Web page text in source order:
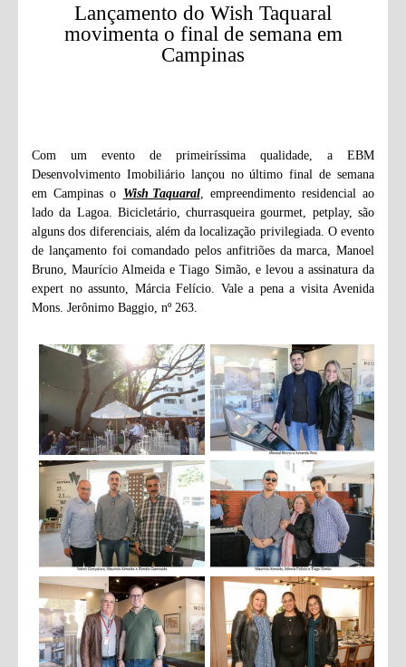
Lançamento do Wish Taquaral
movimenta o final de semana em
Campinas
Com um evento de primeiríssima qualidade, a EBM
Desenvolvimento Imobiliário lançou no último final de semana
em Campinas o Wish Taquaral, empreendimento residencial ao
lado da Lagoa. Bicicletário, churrasqueira gourmet, petplay, são
alguns dos diferenciais, além da localização privilegiada. O evento
de lançamento foi comandado pelos anfitriões da marca, Manoel
Bruno, Maurício Almeida e Tiago Simão, e levou a assinatura da
expert no assunto, Márcia Felício. Vale a pena a visita Avenida
Mons. Jerônimo Baggio, nº 263.